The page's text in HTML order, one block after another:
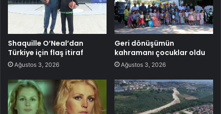
Shaquille O’Neal’dan
Türkiye için flaş itiraf
Ağustos 3, 2026
Geri dönüşümün
kahramanı çocuklar oldu
Ağustos 3, 2026